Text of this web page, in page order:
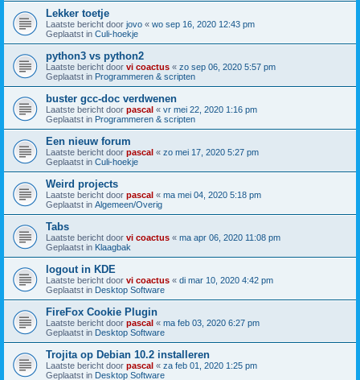
Lekker toetje
Laatste bericht door jovo « wo sep 16, 2020 12:43 pm
Geplaatst in Culi-hoekje
python3 vs python2
Laatste bericht door vi coactus « zo sep 06, 2020 5:57 pm
Geplaatst in Programmeren & scripten
buster gcc-doc verdwenen
Laatste bericht door pascal « vr mei 22, 2020 1:16 pm
Geplaatst in Programmeren & scripten
Een nieuw forum
Laatste bericht door pascal « zo mei 17, 2020 5:27 pm
Geplaatst in Culi-hoekje
Weird projects
Laatste bericht door pascal « ma mei 04, 2020 5:18 pm
Geplaatst in Algemeen/Overig
Tabs
Laatste bericht door vi coactus « ma apr 06, 2020 11:08 pm
Geplaatst in Klaagbak
logout in KDE
Laatste bericht door vi coactus « di mar 10, 2020 4:42 pm
Geplaatst in Desktop Software
FireFox Cookie Plugin
Laatste bericht door pascal « ma feb 03, 2020 6:27 pm
Geplaatst in Desktop Software
Trojita op Debian 10.2 installeren
Laatste bericht door pascal « za feb 01, 2020 1:25 pm
Geplaatst in Desktop Software